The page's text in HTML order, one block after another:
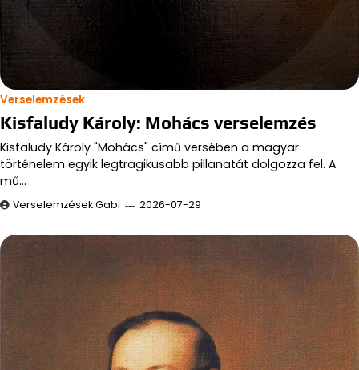
Verselemzések
Kisfaludy Károly: Mohács verselemzés
Kisfaludy Károly "Mohács" című versében a magyar
történelem egyik legtragikusabb pillanatát dolgozza fel. A
mű…
Verselemzések Gabi 2026-07-29